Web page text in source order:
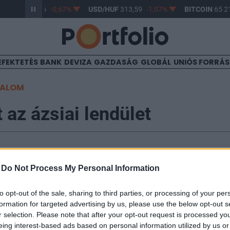
Do Not Process My Personal Information
opt-out of the sale, sharing to third parties, or processing of your
for targeted advertising by us, please use the below opt-out
selection. Please note that after your opt-out request is processed
interest-based ads based on personal information utilized by us
362,96 -0,67% USD/HUF 313,59 -1,07% BITCOIN65
BANK DEVIZA GAZDASÁG GLOBÁL UNIÓS
az ázsiai lendület
megkapja a létfontosságú hatodik részletet, a piac
az euróövezeti pénzügyminiszterek között. A
stabilitási paktumot készít a francia-német páros. Már